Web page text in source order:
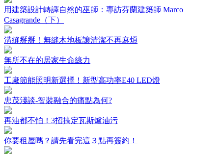
用建築設計轉譯自然的巫師：專訪芬蘭建築師 Marco
Casagrande（下）
溝縫掰掰！無縫木地板讓清潔不再麻煩
無所不在的居家生命綠力
工廠節能照明新選擇！新型高功率E40 LED燈
忠茂淺談-智裝融合的痛點為何?
再油都不怕！3招搞定瓦斯爐油污
你要租屋嗎？請先看完這３點再簽約！